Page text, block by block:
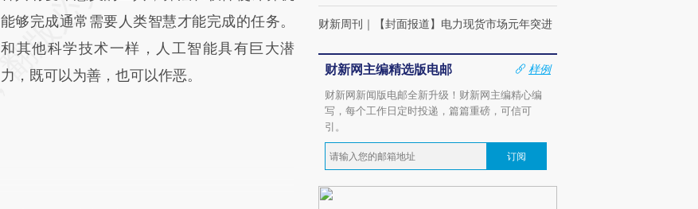
能够完成通常需要人类智慧才能完成的任务。
和其他科学技术一样，人工智能具有巨大潜
力，既可以为善，也可以作恶。
财新周刊 ｜ 【封面报道】电力现货市场元年突进
财新网主编精选版电邮
样例
财新网新闻版电邮全新升级！财新网主编精心编
写，每个工作日定时投递，篇篇重磅，可信可
引。
订阅